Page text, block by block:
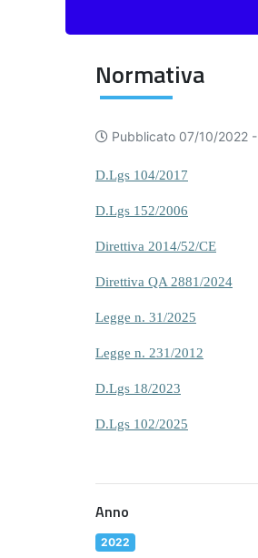
Normativa
Pubblicato 07/10/2022 -
D.Lgs 104/2017
D.Lgs 152/2006
Direttiva 2014/52/CE
Direttiva QA 2881/2024
Legge n. 31/2025
Legge n. 231/2012
D.Lgs 18/2023
D.Lgs 102/2025
Anno
2022